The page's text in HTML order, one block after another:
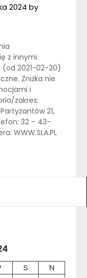
2024 by
z innymi
2021-02-20)
Zniżka nie
i
zakres:
21,
32 – 43-
WWW.SLA.PL
S
N